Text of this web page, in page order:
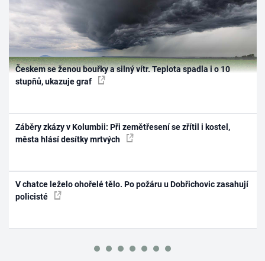
Českem se ženou bouřky a silný vítr. Teplota spadla i o 10
stupňů, ukazuje graf
Záběry zkázy v Kolumbii: Při zemětřesení se zřítil i kostel,
města hlásí desítky mrtvých
V chatce leželo ohořelé tělo. Po požáru u Dobřichovic zasahují
policisté